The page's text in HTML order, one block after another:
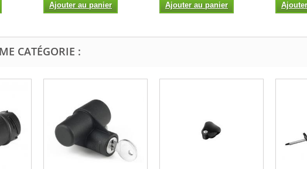
Ajouter au panier
Ajouter au panier
CATÉGORIE :